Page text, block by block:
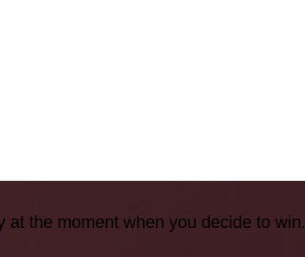
the moment when you decide to win.